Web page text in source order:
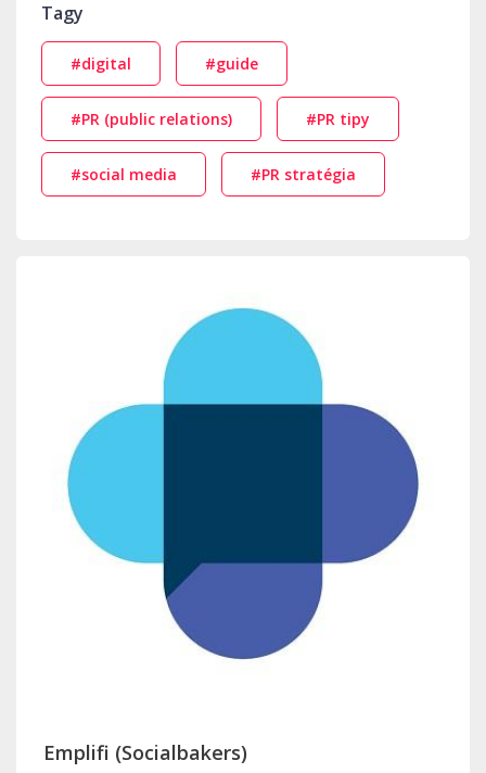
Tagy
#digital #guide
#PR (public relations) #PR tipy
#social media #PR stratégia
Emplifi (Socialbakers)